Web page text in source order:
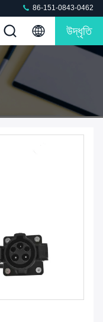
86-151-0843-0462
উদ্ধৃতি